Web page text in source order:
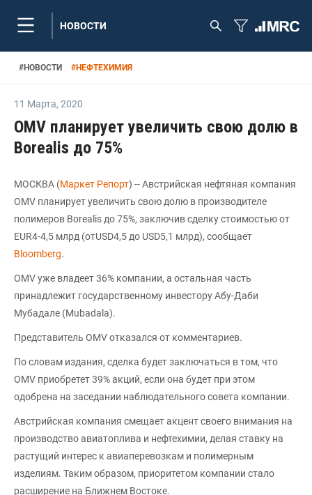
НОВОСТИ
#НОВОСТИ #НЕФТЕХИМИЯ
11 Марта, 2020
OMV планирует увеличить свою долю в
Borealis до 75%
МОСКВА (Маркет Репорт) -- Австрийская нефтяная компания
OMV планирует увеличить свою долю в производителе
полимеров Borealis до 75%, заключив сделку стоимостью от
EUR4-4,5 млрд (отUSD4,5 до USD5,1 млрд), сообщает
Bloomberg.
OMV уже владеет 36% компании, а остальная часть
принадлежит государственному инвестору Абу-Даби
Мубадале (Mubadala).
Представитель OMV отказался от комментариев.
По словам издания, сделка будет заключаться в том, что
OMV приобретет 39% акций, если она будет при этом
одобрена на заседании наблюдательного совета компании.
Австрийская компания смещает акцент своего внимания на
производство авиатоплива и нефтехимии, делая ставку на
растущий интерес к авиаперевозкам и полимерным
изделиям. Таким образом, приоритетом компании стало
расширение на Ближнем Востоке.